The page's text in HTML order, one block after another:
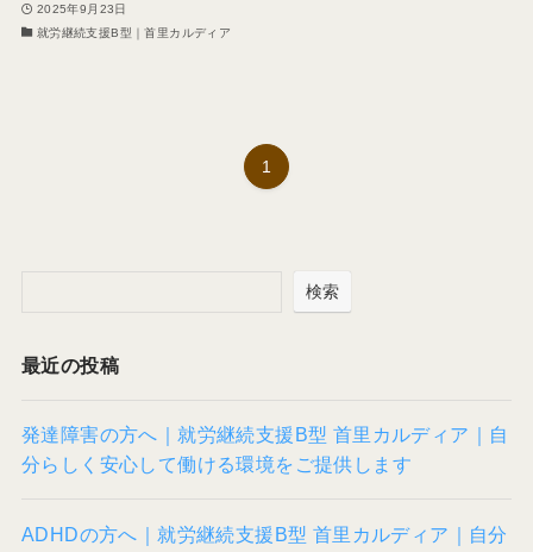
2025年9月23日
就労継続支援B型｜首里カルディア
1
検索
最近の投稿
発達障害の方へ｜就労継続支援B型 首里カルディア｜自
分らしく安心して働ける環境をご提供します
ADHDの方へ｜就労継続支援B型 首里カルディア｜自分